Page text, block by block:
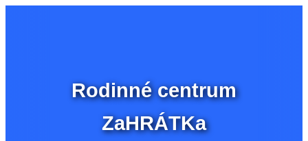
Rodinné centrum
ZaHRÁTKa